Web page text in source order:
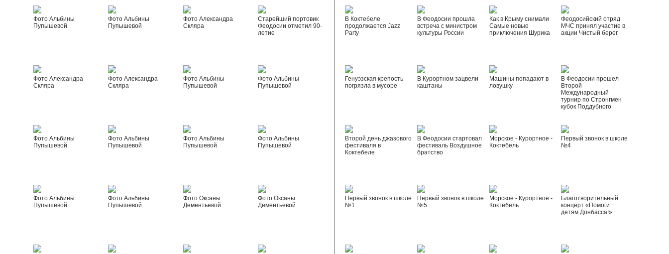
Фото Альбины
Пупышевой
Фото Альбины
Пупышевой
Фото Александра
Скляра
Старейший портовик
Феодосии отметил 90-
летие
Фото Александра
Скляра
Фото Александра
Скляра
Фото Альбины
Пупышевой
Фото Альбины
Пупышевой
Фото Альбины
Пупышевой
Фото Альбины
Пупышевой
Фото Альбины
Пупышевой
Фото Альбины
Пупышевой
Фото Альбины
Пупышевой
Фото Альбины
Пупышевой
Фото Оксаны
Дементьевой
Фото Оксаны
Дементьевой
В Коктебеле
продолжается Jazz
Party
В Феодосии прошла
встреча с министром
культуры России
Как в Крыму снимали
Самые новые
приключения Шурика
Феодосийский отряд
МЧС принял участие в
акции Чистый берег
Генуэзская крепость
погрязла в мусоре
В Курортном зацвели
каштаны
Машины попадают в
ловушку
В Феодосии прошел
Второй
Международный
турнир по Стронгмен
кубок Поддубного
Второй день джазового
фестиваля в
Коктебеле
В Феодосии стартовал
фестиваль Воздушное
братство
Морское - Курортное -
Коктебель
Первый звонок в школе
№4
Первый звонок в школе
№1
Первый звонок в школе
№5
Морское - Курортное -
Коктебель
Благотворительный
концерт «Помоги
детям Донбасса!»